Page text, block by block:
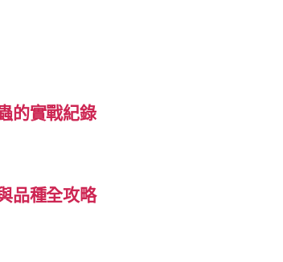
的實戰紀錄
品種全攻略